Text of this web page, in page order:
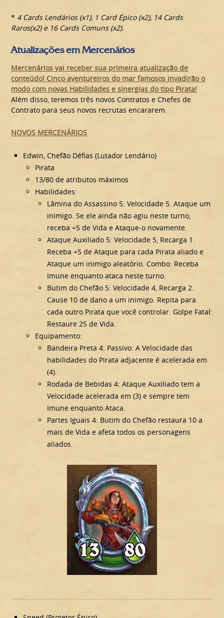
* 4 Cards Lendários (x1), 1 Card Épico (x2), 14 Cards
Raros(x2) e 16 Cards Comuns (x2).
Atualizações em Mercenários
Mercenários vai receber sua primeira atualização de
conteúdo! Cinco aventureiros do mar famosos invadirão o
modo com novas Habilidades e sinergias do tipo Pirata!
Além disso, teremos três novos Contratos e Chefes de
Contrato para seus novos recrutas encararem.
NOVOS MERCENÁRIOS
Edwin, Chefão Défias (Lutador Lendário)
Pirata
13/80 de atributos máximos
Habilidades:
Lâmina do Assassino 5: Velocidade 5. Ataque um
inimigo. Se ele ainda não agiu neste turno,
receba +5 de Vida e Ataque-o novamente.
Ataque Auxiliado 5: Velocidade 5, Recarga 1.
Receba +5 de Ataque para cada Pirata aliado e
Ataque um inimigo aleatório. Combo: Receba
Imune enquanto ataca neste turno.
Butim do Chefão 5: Velocidade 4, Recarga 2.
Cause 10 de dano a um inimigo. Repita para
cada outro Pirata que você controlar. Golpe Fatal:
Restaure 25 de Vida.
Equipamento:
Bandeira Preta 4: Passivo: A Velocidade das
habilidades do Pirata adjacente é acelerada em
(4).
Rodada de Bebidas 4: Ataque Auxiliado tem a
Velocidade acelerada em (3) e sempre tem
Imune enquanto Ataca.
Partes Iguais 4: Butim do Chefão restaura 10 a
mais de Vida e afeta todos os personagens
aliados.